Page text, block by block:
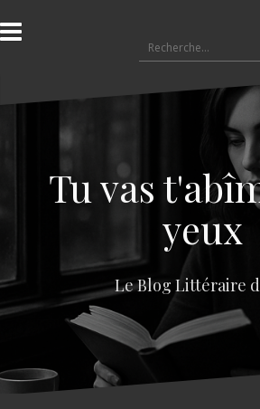
l
a
e
e
Tu vas
yeux
Le Blog Littéraire